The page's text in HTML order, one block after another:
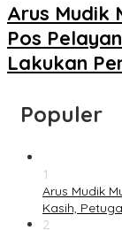
Arus Mudik
Pos
Lakukan
Populer
1
Arus Mudik
Kasih,
2